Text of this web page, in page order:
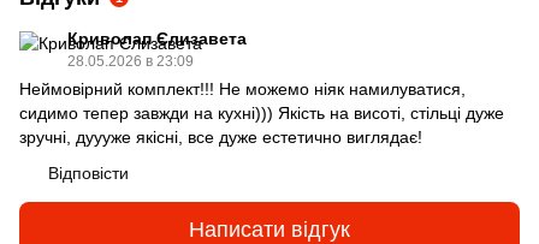
Криволап Єлизавета
28.05.2026 в 23:09
Неймовірний комплект!!! Не можемо ніяк намилуватися,
сидимо тепер завжди на кухні))) Якість на висоті, стільці дуже
зручні, дуууже якісні, все дуже естетично виглядає!
Відповісти
Написати відгук